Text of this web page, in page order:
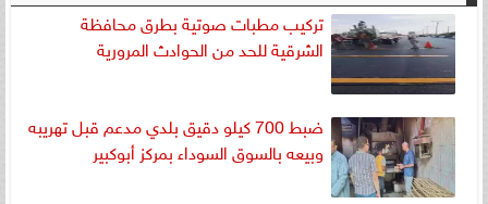
تركيب مطبات صوتية بطرق محافظة
الشرقية للحد من الحوادث المرورية
ضبط 700 كيلو دقيق بلدي مدعم قبل تهريبه
وبيعه بالسوق السوداء بمركز أبوكبير